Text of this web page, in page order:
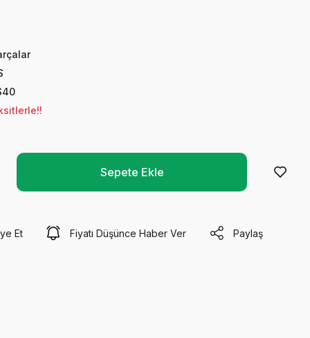
Sepete Ekle
Et Fiyatı Düşünce Haber Ver Paylaş